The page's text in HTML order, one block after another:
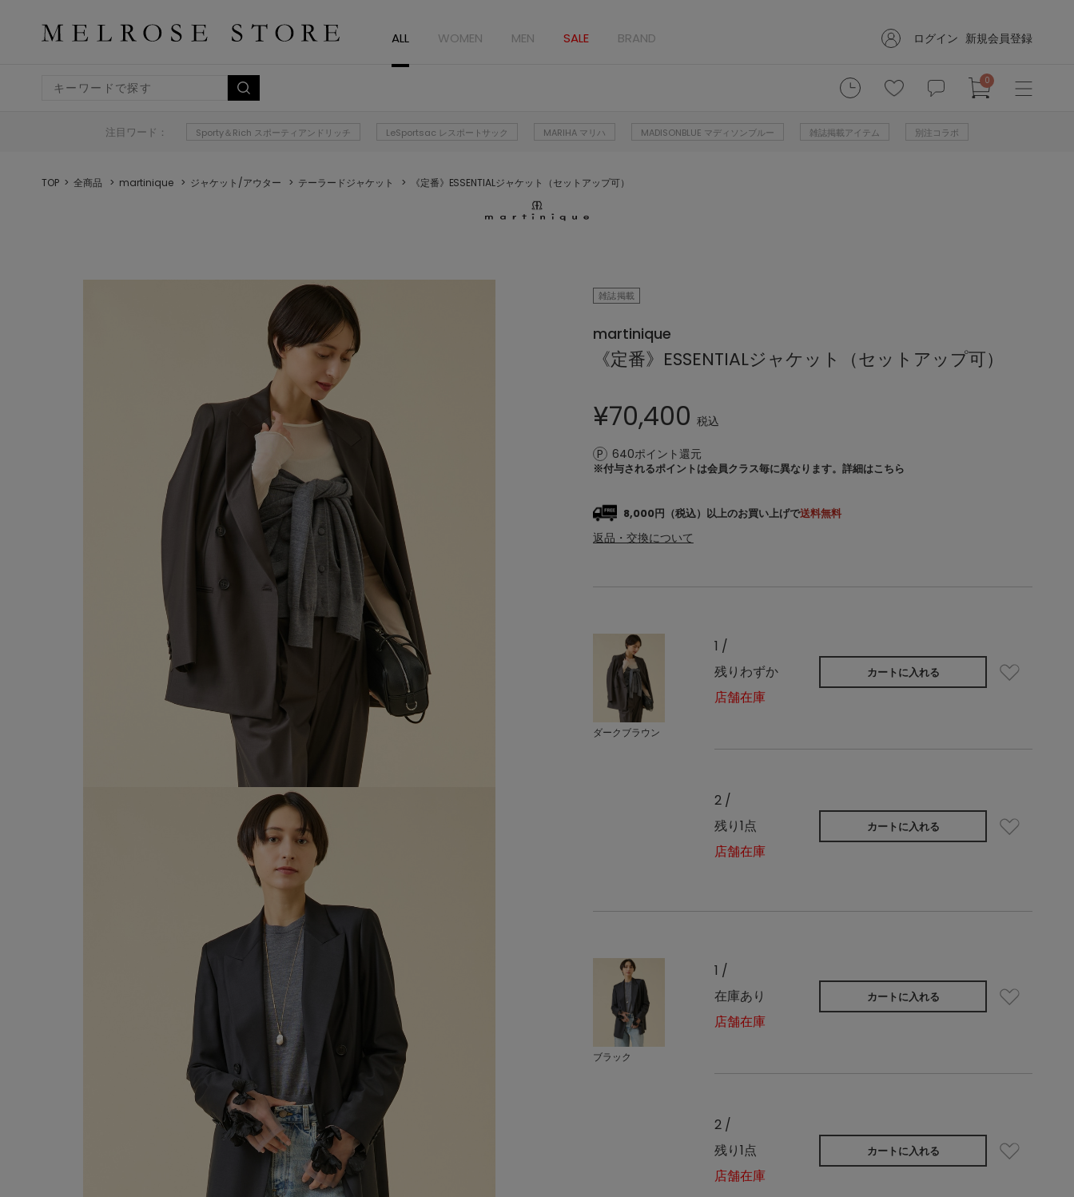
ALL WOMEN MEN SALE BRAND ログイン 新規会員登録
0
注目ワード： Sporty＆Rich スポーティアンドリッチ LeSportsac レスポートサック MARIHA マリハ MADISONBLUE マディソンブルー 雑誌掲載アイテム 別注コラボ
TOP 全商品 martinique ジャケット/アウター テーラードジャケット 《定番》ESSENTIALジャケット（セットアップ可）
雑誌掲載
martinique
《定番》ESSENTIALジャケット（セットアップ可）
¥70,400 税込
640ポイント還元
※付与されるポイントは会員クラス毎に異なります。 詳細はこちら
8,000円（税込）以上のお買い上げで送料無料
返品・交換について
ダークブラウン
1 /
残りわずか
店舗在庫
カートに入れる
2 /
残り1点
店舗在庫
カートに入れる
ブラック
1 /
在庫あり
店舗在庫
カートに入れる
2 /
残り1点
店舗在庫
カートに入れる